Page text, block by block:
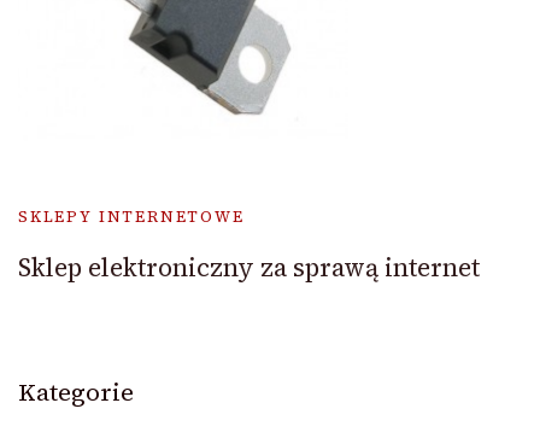
SKLEPY INTERNETOWE
Sklep elektroniczny za sprawą internet
Kategorie